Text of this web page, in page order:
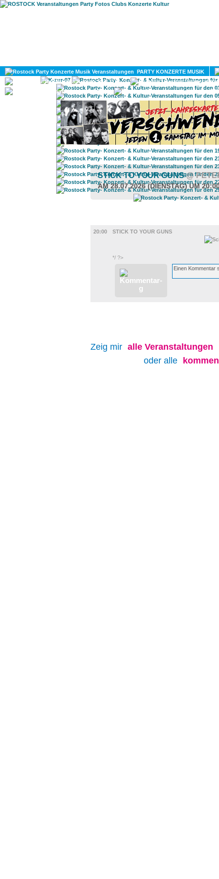
PARTY KONZERTE MUSIK
KULTUR
GAY
STICK TO YOUR GUNS@
AM 28.07.2026 (DIENSTAG) UM
20:00
STICK TO YOUR GUNS
*/ ?>
Zeig mir alle Veranstaltungen
oder alle